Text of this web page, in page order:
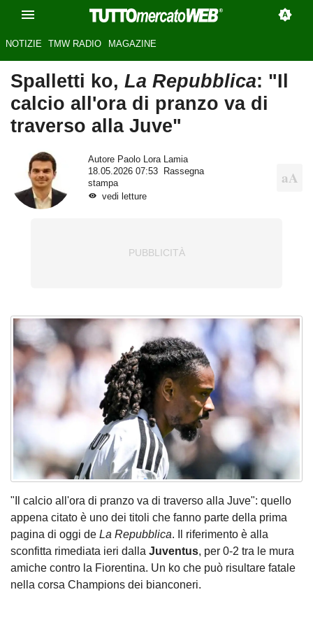
NOTIZIE TMW RADIO MAGAZINE
Spalletti ko, La Repubblica: "Il
calcio all'ora di pranzo va di
traverso alla Juve"
Autore Paolo Lora Lamia
18.05.2026 07:53
Rassegna
stampa
vedi letture
"Il calcio all'ora di pranzo va di traverso alla Juve": quello
appena citato è uno dei titoli che fanno parte della prima
pagina di oggi de La Repubblica. Il riferimento è alla
sconfitta rimediata ieri dalla Juventus, per 0-2 tra le mura
amiche contro la Fiorentina. Un ko che può risultare fatale
nella corsa Champions dei bianconeri.